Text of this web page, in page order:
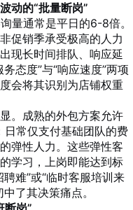
动的“批量断岗”
量通常是平日的6-8倍。
促销季承受极高的人力
现长时间排队、响应延
态度”与“响应速度”两项
会将其识别为店铺权重
。成熟的外包方案允许
日常仅支付基础团队的费
弹性人力。这些弹性客
学习，上岗即能达到标
难”或“临时客服培训来
了其决策痛点。